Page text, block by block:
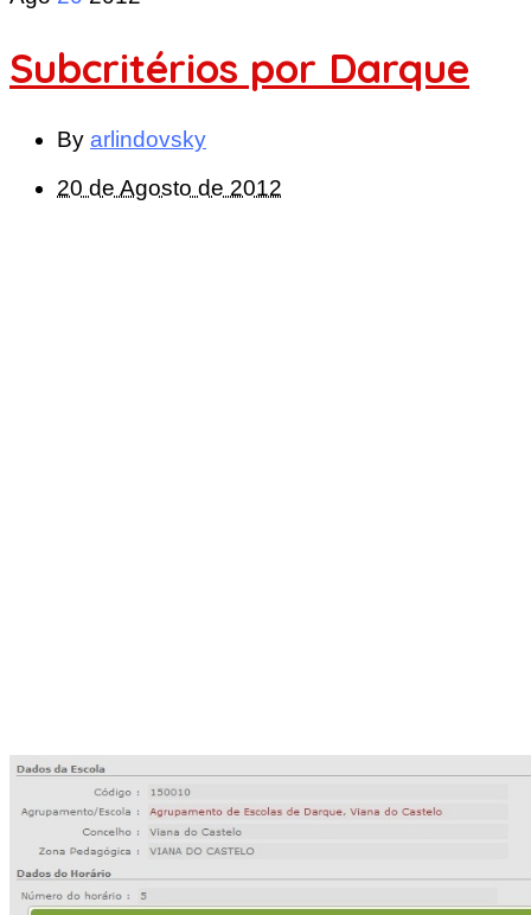
Subcritérios por Darque
By arlindovsky
20 de Agosto de 2012